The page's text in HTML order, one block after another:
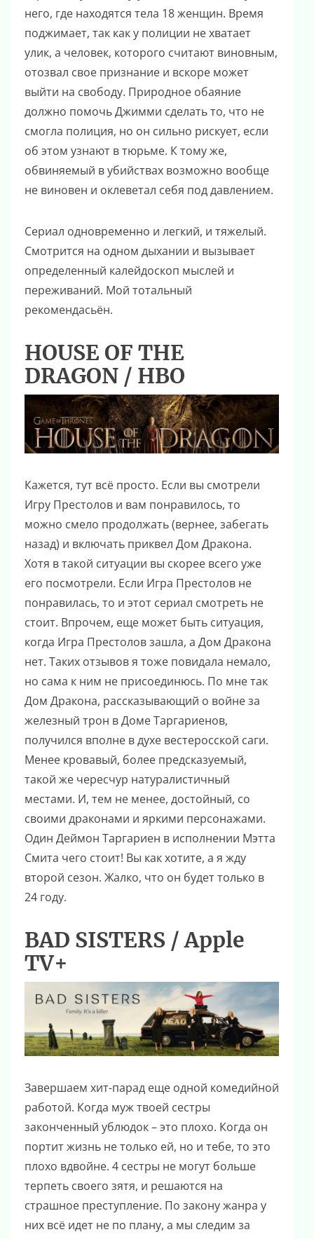
него, где находятся тела 18 женщин. Время
поджимает, так как у полиции не хватает
улик, а человек, которого считают виновным,
отозвал свое признание и вскоре может
выйти на свободу. Природное обаяние
должно помочь Джимми сделать то, что не
смогла полиция, но он сильно рискует, если
об этом узнают в тюрьме. К тому же,
обвиняемый в убийствах возможно вообще
не виновен и оклеветал себя под давлением.
Сериал одновременно и легкий, и тяжелый.
Смотрится на одном дыхании и вызывает
определенный калейдоскоп мыслей и
переживаний. Мой тотальный
рекомендасьён.
HOUSE OF THE
DRAGON / HBO
Кажется, тут всё просто. Если вы смотрели
Игру Престолов и вам понравилось, то
можно смело продолжать (вернее, забегать
назад) и включать приквел Дом Дракона.
Хотя в такой ситуации вы скорее всего уже
его посмотрели. Если Игра Престолов не
понравилась, то и этот сериал смотреть не
стоит. Впрочем, еще может быть ситуация,
когда Игра Престолов зашла, а Дом Дракона
нет. Таких отзывов я тоже повидала немало,
но сама к ним не присоединюсь. По мне так
Дом Дракона, рассказывающий о войне за
железный трон в Доме Таргариенов,
получился вполне в духе вестеросской саги.
Менее кровавый, более предсказуемый,
такой же чересчур натуралистичный
местами. И, тем не менее, достойный, со
своими драконами и яркими персонажами.
Один Деймон Таргариен в исполнении Мэтта
Смита чего стоит! Вы как хотите, а я жду
второй сезон. Жалко, что он будет только в
24 году.
BAD SISTERS / Apple
TV+
Завершаем хит-парад еще одной комедийной
работой. Когда муж твоей сестры
законченный ублюдок – это плохо. Когда он
портит жизнь не только ей, но и тебе, то это
плохо вдвойне. 4 сестры не могут больше
терпеть своего зятя, и решаются на
страшное преступление. По закону жанра у
них всё идет не по плану, а мы следим за